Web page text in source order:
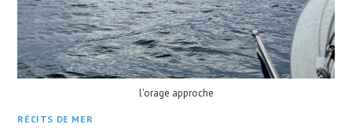
l'orage approche
RÉCITS DE MER